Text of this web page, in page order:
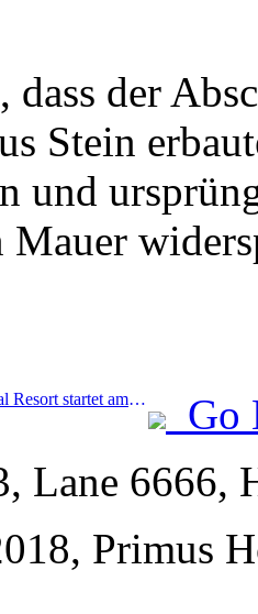
dass der
Stein
und
Mauer
Prev:Das Beijing Universal Resort startet am 23. Januar sein 40-tägiges Universal Chinese New Year Event.
Go
Lane 6666,
Primus